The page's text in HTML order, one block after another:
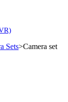
Sets>Camera set